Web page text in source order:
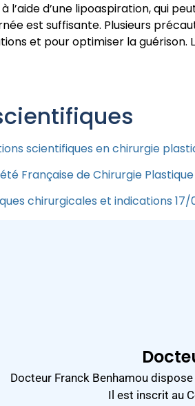
l’aide d’une lipoaspiration, qui
est suffisante. Plusieurs
et pour optimiser la guérison.
scientifiques en chirurgie
Française de Chirurgie
chirurgicales et indications 17/
Docteur Franck Benhamou
Il est inscrit au